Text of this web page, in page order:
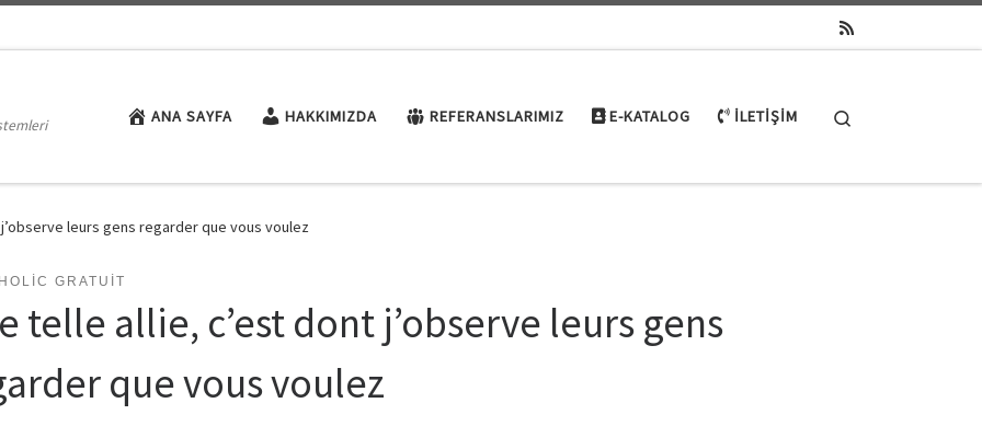
ANA SAYFA HAKKIMIZDA REFERANSLARIMIZ E-KATALOG İLETIŞIM
leurs gens regarder que vous voulez
GRATUIT
telle allie, c’est dont j’observe leurs gens
que vous voulez